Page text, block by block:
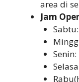
area di
Jam